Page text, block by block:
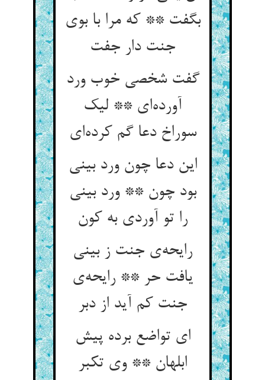
بگفت ** که مرا با بوی
جنت دار جفت
گفت شخصی خوب ورد
آورده‌ای ** لیک
سوراخ دعا گم کرده‌ای
این دعا چون ورد بینی
بود چون ** ورد بینی
را تو آوردی به کون
رایحه‌ی جنت ز بینی
یافت حر ** رایحه‌ی
جنت کم آید از دبر
ای تواضع برده پیش
ابلهان ** وی تکبر